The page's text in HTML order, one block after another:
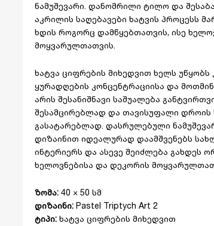
ნამუშევარი. დანომრილი ტილო და
აკრილის საღებავები ხატვის პროცესს
ხდის როგორც დამწყებთათვის, ისე
მოყვარულთათვის.
ხატვა ციფრების მიხედვით ხელს უწყობს
ყურადღების კონცენტრაციისა და
არის შესანიშნავი საშუალება
შესამცირებლად და თავისუფალი დროის
გასატარებლად. დასრულებული
დიზაინით იდეალურად დაამშვენებს
ინტერიერს და ასევე შეიძლება გახდეს
ხელოვნებისა და დეკორის
ზომა: 40 × 50 სმ
დიზაინი: Pastel Triptych Art 2
ტიპი: ხატვა ციფრების მიხედვით